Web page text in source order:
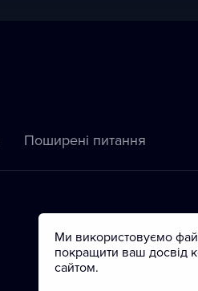
Пoширені питання
Ми використовуємо
покращити ваш досвід
сайтом.